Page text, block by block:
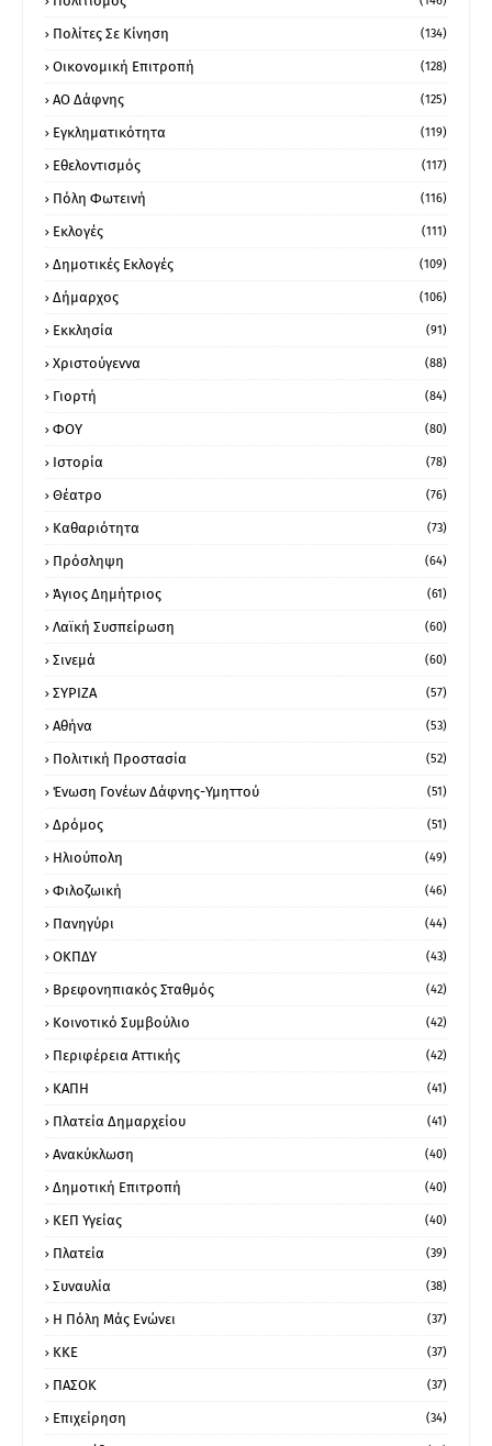
Πολίτες Σε Κίνηση (134)
Οικονομική Επιτροπή (128)
ΑΟ Δάφνης (125)
Εγκληματικότητα (119)
Εθελοντισμός (117)
Πόλη Φωτεινή (116)
Εκλογές (111)
Δημοτικές Εκλογές (109)
Δήμαρχος (106)
Εκκλησία (91)
Χριστούγεννα (88)
Γιορτή (84)
ΦΟΥ (80)
Ιστορία (78)
Θέατρο (76)
Καθαριότητα (73)
Πρόσληψη (64)
Άγιος Δημήτριος (61)
Λαϊκή Συσπείρωση (60)
Σινεμά (60)
ΣΥΡΙΖΑ (57)
Αθήνα (53)
Πολιτική Προστασία (52)
Ένωση Γονέων Δάφνης-Υμηττού (51)
Δρόμος (51)
Ηλιούπολη (49)
Φιλοζωική (46)
Πανηγύρι (44)
ΟΚΠΔΥ (43)
Βρεφονηπιακός Σταθμός (42)
Κοινοτικό Συμβούλιο (42)
Περιφέρεια Αττικής (42)
ΚΑΠΗ (41)
Πλατεία Δημαρχείου (41)
Ανακύκλωση (40)
Δημοτική Επιτροπή (40)
ΚΕΠ Υγείας (40)
Πλατεία (39)
Συναυλία (38)
Η Πόλη Μάς Ενώνει (37)
ΚΚΕ (37)
ΠΑΣΟΚ (37)
Επιχείρηση (34)